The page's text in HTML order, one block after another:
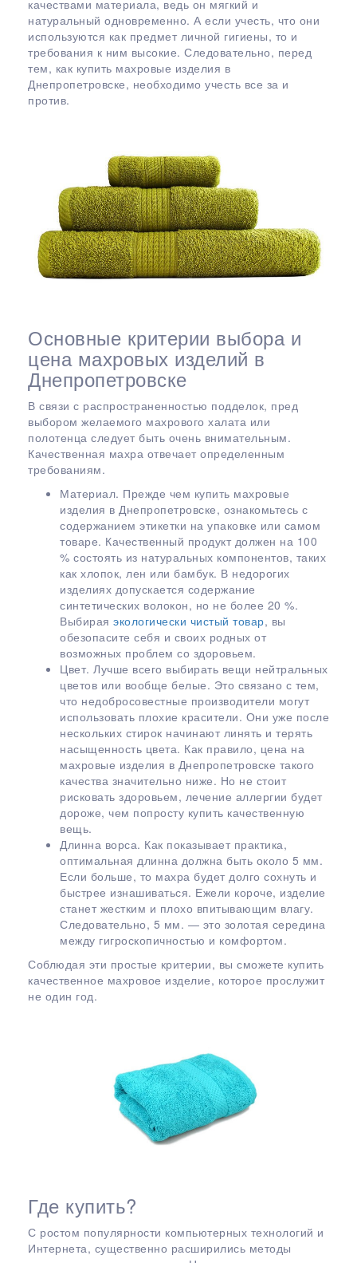
качествами материала, ведь он мягкий и
натуральный одновременно. А если учесть, что они
используются как предмет личной гигиены, то и
требования к ним высокие. Следовательно, перед
тем, как купить махровые изделия в
Днепропетровске, необходимо учесть все за и
против.
Основные критерии выбора и
цена махровых изделий в
Днепропетровске
В связи с распространенностью подделок, пред
выбором желаемого махрового халата или
полотенца следует быть очень внимательным.
Качественная махра отвечает определенным
требованиям.
Материал. Прежде чем купить махровые
изделия в Днепропетровске, ознакомьтесь с
содержанием этикетки на упаковке или самом
товаре. Качественный продукт должен на 100
% состоять из натуральных компонентов, таких
как хлопок, лен или бамбук. В недорогих
изделиях допускается содержание
синтетических волокон, но не более 20 %.
Выбирая экологически чистый товар, вы
обезопасите себя и своих родных от
возможных проблем со здоровьем.
Цвет. Лучше всего выбирать вещи нейтральных
цветов или вообще белые. Это связано с тем,
что недобросовестные производители могут
использовать плохие красители. Они уже после
нескольких стирок начинают линять и терять
насыщенность цвета. Как правило, цена на
махровые изделия в Днепропетровске такого
качества значительно ниже. Но не стоит
рисковать здоровьем, лечение аллергии будет
дороже, чем попросту купить качественную
вещь.
Длинна ворса. Как показывает практика,
оптимальная длинна должна быть около 5 мм.
Если больше, то махра будет долго сохнуть и
быстрее изнашиваться. Ежели короче, изделие
станет жестким и плохо впитывающим влагу.
Следовательно, 5 мм. — это золотая середина
между гигроскопичностью и комфортом.
Соблюдая эти простые критерии, вы сможете купить
качественное махровое изделие, которое прослужит
не один год.
Где купить?
С ростом популярности компьютерных технологий и
Интернета, существенно расширились методы